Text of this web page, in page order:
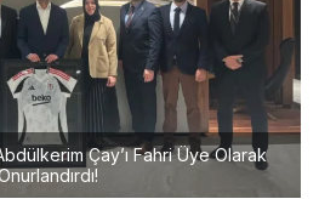
Çay’ı Fahri Üye Olarak